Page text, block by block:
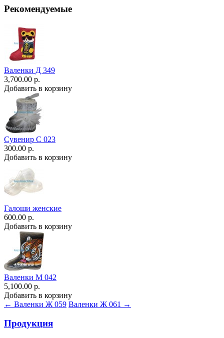
Рекомендуемые
Валенки Д 349
3,700.00 р.
Добавить в корзину
Сувенир С 023
300.00 р.
Добавить в корзину
Галоши женские
600.00 р.
Добавить в корзину
Валенки М 042
5,100.00 р.
Добавить в корзину
← Валенки Ж 059 Валенки Ж 061 →
Продукция